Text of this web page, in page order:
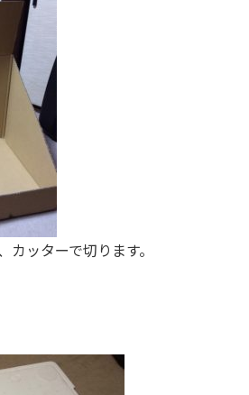
カッターで切ります。